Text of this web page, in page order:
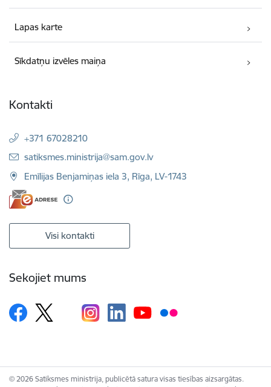
Lapas karte
Sīkdatņu izvēles maiņa
Kontakti
+371 67028210
E-pasts:
satiksmes.ministrija@sam.gov.lv
Emīlijas Benjamiņas iela 3, Rīga, LV-1743
Visi kontakti
Sekojiet mums
© 2026 Satiksmes ministrija, publicētā satura visas tiesības aizsargātas.